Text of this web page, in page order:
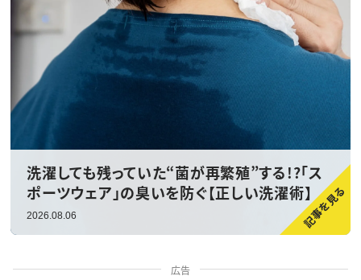
洗濯しても残っていた“菌が再繁殖”する!?「ス
ポーツウェア」の臭いを防ぐ【正しい洗濯術】
2026.08.06
広告